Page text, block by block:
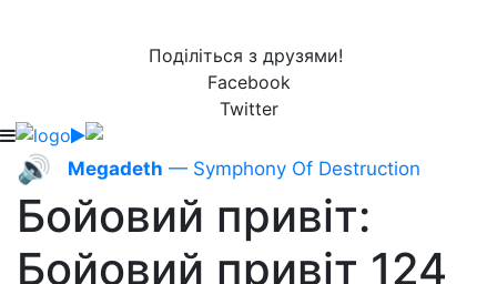
Поділіться з друзями!
Facebook
Twitter
🔊 Megadeth — Symphony Of Destruction
Бойовий привіт:
Бойовий привіт 124